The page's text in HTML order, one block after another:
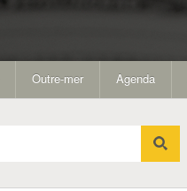
Outre-mer Agenda